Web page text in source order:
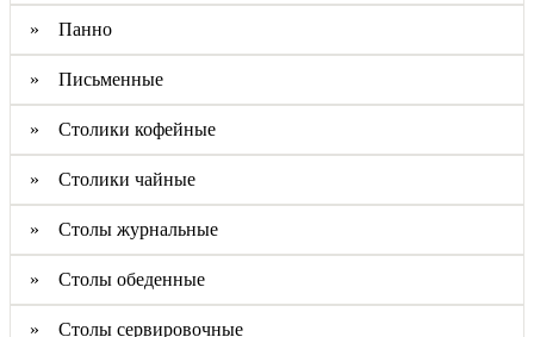
» Панно
» Письменные
» Столики кофейные
» Столики чайные
» Столы журнальные
» Столы обеденные
» Столы сервировочные